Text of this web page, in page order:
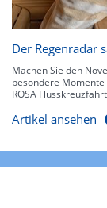
Der Regenradar
Machen Sie den
besondere
ROSA
Artikel ansehen